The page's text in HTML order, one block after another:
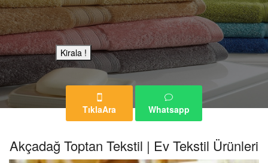
TıklaAra Whatsapp
Kirala !
Akçadağ Toptan Tekstil | Ev Tekstil Ürünleri